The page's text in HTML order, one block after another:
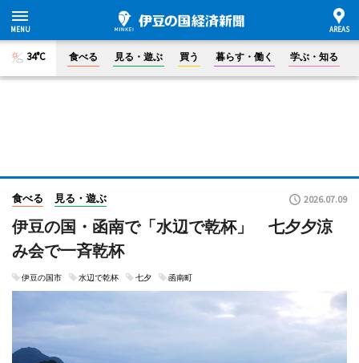
34°C 食べる 見る・遊ぶ 買う 暮らす・働く 学ぶ・知る
食べる 見る・遊ぶ 2026.07.09
伊豆の国・函南で「水辺で乾杯」 七夕夕涼
み会で一斉乾杯
伊豆の国市 水辺で乾杯 七夕 函南町